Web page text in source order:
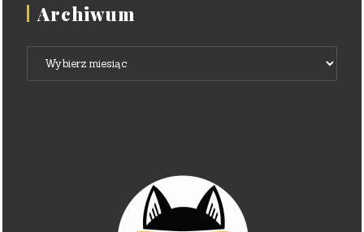
Archiwum
Archiwum